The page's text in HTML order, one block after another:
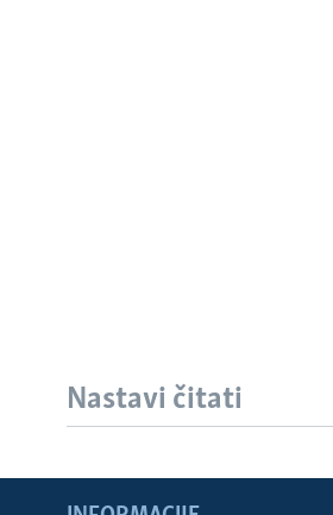
Nastavi čitati